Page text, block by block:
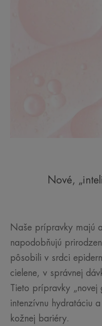
Nové,
Naše prípravky majú
napodobňujú
pôsobili v srdci
cielene, v správnej
Tieto prípravky „novej
intenzívnu hydratáciu
kožnej bariéry.